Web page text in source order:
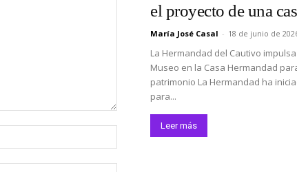
el proyecto de una
María José Casal - 18 de junio de
La Hermandad del Cautivo
Museo en la Casa Hermandad
patrimonio La Hermandad ha
para...
Leer más